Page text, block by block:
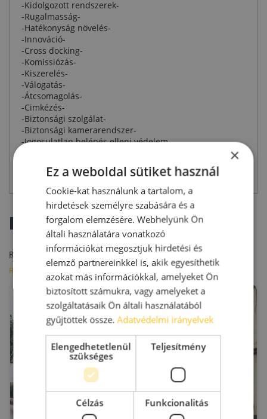
-Kidolgozott rendszerek-
-Rugalmasság-
-Hatékonyság növelés-
-Innováció-
-Cross docking-
-Komissiózás-
-Kiszerelés-
-Válogatás-
-Átcsomagolás-
-Cimkézés-
-Biztonsági szolgálat-
-Biztonsági kamerarendszer-
-Jogosulatlan belépés elleni védelem-
-Tömbös tárolás-
Hasonló raktárak
Raktárak bérleti díj szerint
Raktárak m2 szerint
Raktárak elhelyezkedés szerint
×
Ez a weboldal sütiket használ
Cookie-kat használunk a tartalom, a
hirdetések személyre szabására és a
forgalom elemzésére. Webhelyünk Ön
általi használatára vonatkozó
információkat megosztjuk hirdetési és
elemző partnereinkkel is, akik egyesíthetik
azokat más információkkal, amelyeket Ön
biztosított számukra, vagy amelyeket a
szolgáltatásaik Ön általi használatából
gyűjtöttek össze.Adatvédelmi irányelvek
Elengedhetetlenül
szükséges
Teljesítmény
Célzás Funkcionalitás